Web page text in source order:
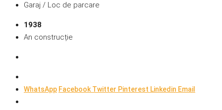
Garaj / Loc de parcare
1938
An construcție
WhatsApp FacebookTwitter Pinterest Linkedin Email